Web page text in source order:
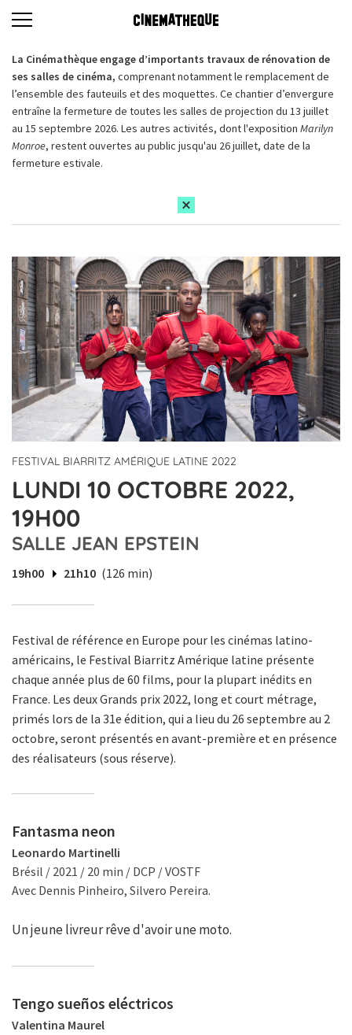
La Cinémathèque engage d’importants travaux de rénovation de
ses salles de cinéma, comprenant notamment le remplacement de
l’ensemble des fauteuils et des moquettes. Ce chantier d’envergure
entraîne la fermeture de toutes les salles de projection du 13 juillet
au 15 septembre 2026. Les autres activités, dont l'exposition Marilyn
Monroe, restent ouvertes au public jusqu'au 26 juillet, date de la
fermeture estivale.
FESTIVAL BIARRITZ AMÉRIQUE LATINE 2022
LUNDI 10 OCTOBRE 2022,
19H00
SALLE JEAN EPSTEIN
19h00 21h10 (126 min)
Festival de référence en Europe pour les cinémas latino-
américains, le Festival Biarritz Amérique latine présente
chaque année plus de 60 films, pour la plupart inédits en
France. Les deux Grands prix 2022, long et court métrage,
primés lors de la 31e édition, qui a lieu du 26 septembre au 2
octobre, seront présentés en avant-première et en présence
des réalisateurs (sous réserve).
Fantasma neon
Leonardo Martinelli
Brésil / 2021 / 20 min / DCP / VOSTF
Avec Dennis Pinheiro, Silvero Pereira.
Un jeune livreur rêve d'avoir une moto.
Tengo sueños eléctricos
Valentina Maurel